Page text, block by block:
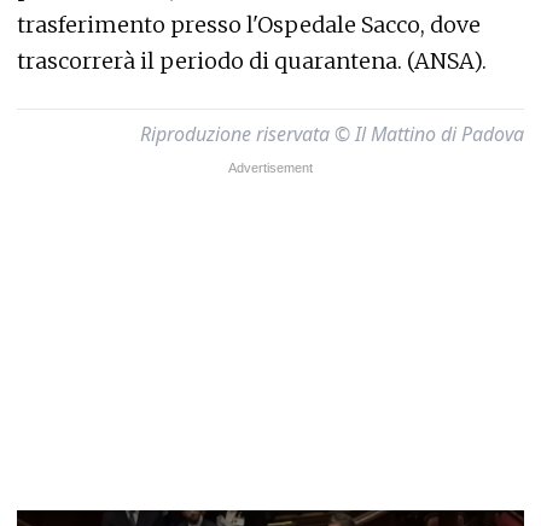
trasferimento presso l'Ospedale Sacco, dove
trascorrerà il periodo di quarantena. (ANSA).
Riproduzione riservata © Il Mattino di Padova